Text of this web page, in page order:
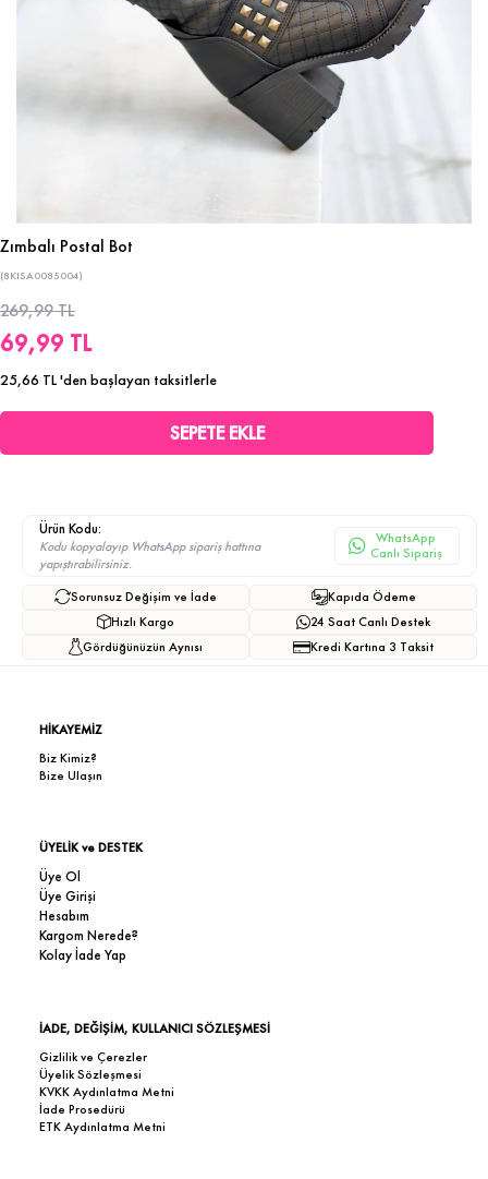
Zımbalı Postal Bot
(8KISA0085004)
269,99 TL
69,99 TL
25,66 TL'den başlayan taksitlerle
Ürün Kodu:
Kodu kopyalayıp WhatsApp sipariş hattına
yapıştırabilirsiniz.
WhatsApp
Canlı Sipariş
Sorunsuz Değişim ve İade
Hızlı Kargo
Gördüğünüzün Aynısı
Kapıda Ödeme
24 Saat Canlı Destek
Kredi Kartına 3 Taksit
HİKAYEMİZ
Biz Kimiz?
Bize Ulaşın
ÜYELİK ve DESTEK
Üye Ol
Üye Girişi
Hesabım
Kargom Nerede?
Kolay İade Yap
İADE, DEĞİŞİM, KULLANICI SÖZLEŞMESİ
Gizlilik ve Çerezler
Üyelik Sözleşmesi
KVKK Aydınlatma Metni
İade Prosedürü
ETK Aydınlatma Metni